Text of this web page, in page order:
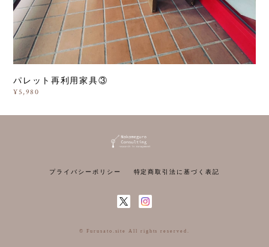
パレット再利用家具③
¥5,980
プライバシーポリシー 特定商取引法に基づく表記
© Furusato.site All rights reserved.